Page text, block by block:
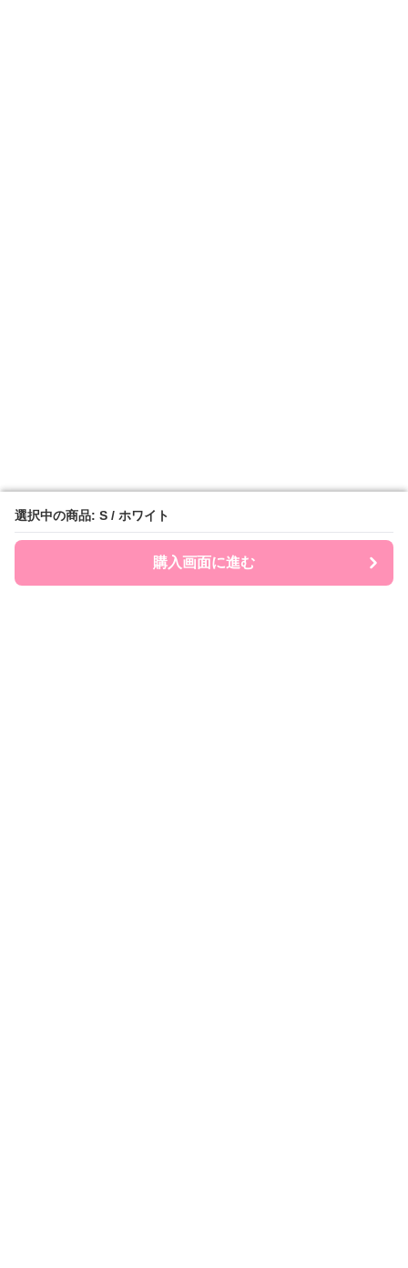
選択中の商品: S / ホワイト
購入画面に進む
選択中の商品: S / ホワイト
購入画面に進む